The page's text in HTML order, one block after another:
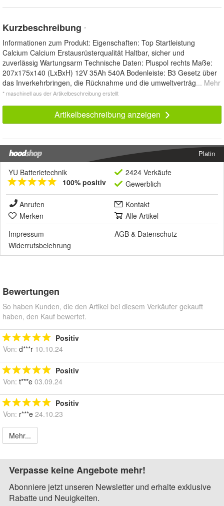
Kurzbeschreibung *
Informationen zum Produkt: Eigenschaften: Top Startleistung
Calcium Calcium Erstausrüsterqualität Haltbar, sicher und
zuverlässig Wartungsarm Technische Daten: Pluspol rechts Maße:
207x175x140 (LxBxH) 12V 35Ah 540A Bodenleiste: B3 Gesetz über
das Inverkehrbringen, die Rücknahme und die umweltverträg... Mehr
* maschinell aus der Artikelbeschreibung erstellt
Artikelbeschreibung anzeigen
Platin
YU Batterietechnik
100% positiv
2424 Verkäufe
Gewerblich
Anrufen
Kontakt
Merken
Alle Artikel
Impressum
AGB & Datenschutz
Widerrufsbelehrung
Bewertungen
So haben Kunden, die den Artikel bei diesem Verkäufer gekauft
haben, den Kauf bewertet.
Positiv
Von: d***r 10.10.24
Positiv
Von: t***e 03.09.24
Positiv
Von: r***e 24.10.23
Mehr...
Verpasse keine Angebote mehr!
Abonniere jetzt unseren Newsletter und erhalte exklusive
Rabatte und Neuigkeiten.